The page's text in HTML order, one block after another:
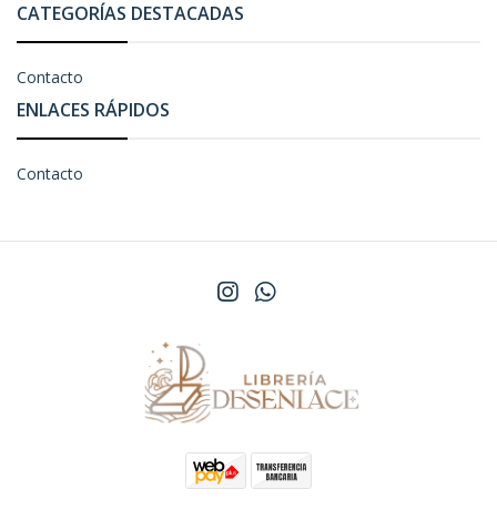
CATEGORÍAS DESTACADAS
Contacto
ENLACES RÁPIDOS
Contacto